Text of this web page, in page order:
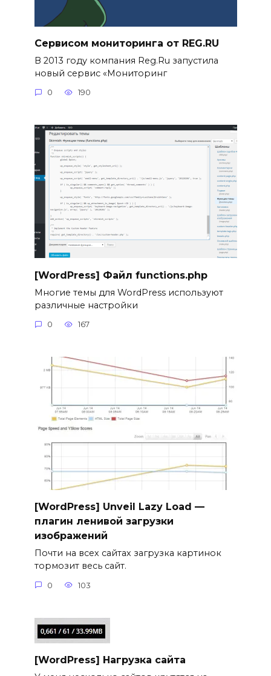
Сервисом мониторинга от REG.RU
В 2013 году компания Reg.Ru запустила
новый сервис «Мониторинг
0 190
[WordPress] Файл functions.php
Многие темы для WordPress используют
различные настройки
0 167
[WordPress] Unveil Lazy Load —
плагин ленивой загрузки
изображений
Почти на всех сайтах загрузка картинок
тормозит весь сайт.
0 103
[WordPress] Нагрузка сайта